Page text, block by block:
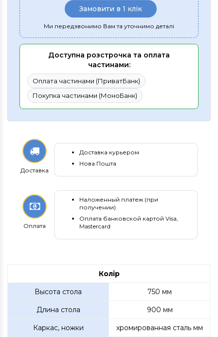
Замовити в 1 клік
Ми передзвонимо Вам та уточнимо деталі
Доступна розстрочка та оплата
частинами:
Оплата частинами (ПриватБанк)
Покупка частинами (МоноБанк)
Доставка
Доставка курьером
Нова Пошта
Оплата
Наложенный платеж (при
получении)
Оплата банковской картой Visa,
Mastercard
Колір
Высота стола 750 мм
Длина стола 900 мм
Каркас, ножки хромированная сталь мм